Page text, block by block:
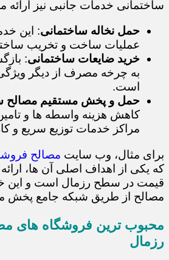
ساختمانی خدمات جانبی نیز ارائه
حمل نخاله ساختمانی: این
عملیات ساخت و تخریب
خرید ضایعات ساختمانی:
به چرخه مصرف از دیگر
است.
حمل و پخش مستقیم مصالح
کاهش هزینه واسطه ها و
مراکز خدمات توزیع سریع و
برای مثال، وب سایت مصالح
که یکی از اهداف اصلی آن ها،
قیمت در سطح رزمال است و این
مصالح از طریق شبکه جامع پخش
محبوب ترین فروشگاه های
رزمال